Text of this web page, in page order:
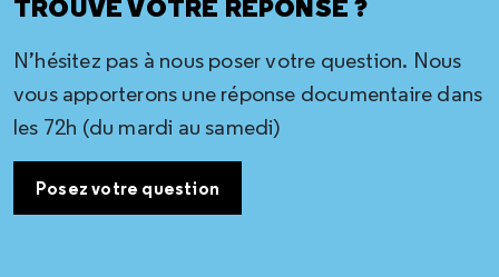
TROUVÉ VOTRE RÉPONSE ?
N’hésitez pas à nous poser votre question. Nous
vous apporterons une réponse documentaire dans
les 72h (du mardi au samedi)
Posez votre question